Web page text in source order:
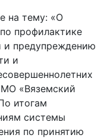
на тему: «О
профилактике
и предупреждению
и
«Вяземский
итогам
системы
по принятию